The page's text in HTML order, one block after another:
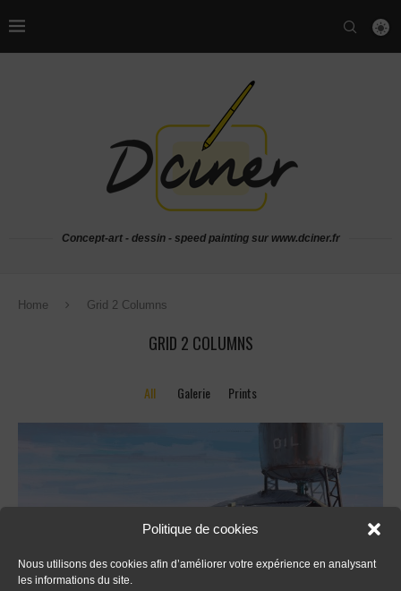
Politique de cookies
Nous utilisons des cookies afin d’améliorer votre expérience en analysant
les informations du site.
Concept-art - dessin - speed painting sur www.dciner.fr
Home Grid 2 Columns
GRID 2 COLUMNS
All Galerie Prints